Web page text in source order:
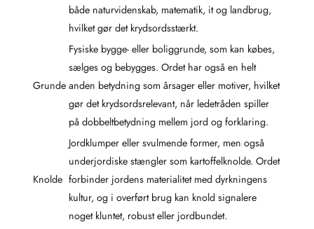
både naturvidenskab, matematik, it og landbrug,
hvilket gør det krydsordsstærkt.
Grunde
Fysiske bygge- eller boliggrunde, som kan købes,
sælges og bebygges. Ordet har også en helt
anden betydning som årsager eller motiver, hvilket
gør det krydsordsrelevant, når ledetråden spiller
på dobbeltbetydning mellem jord og forklaring.
Knolde
Jordklumper eller svulmende former, men også
underjordiske stængler som kartoffelknolde. Ordet
forbinder jordens materialitet med dyrkningens
kultur, og i overført brug kan knold signalere
noget kluntet, robust eller jordbundet.